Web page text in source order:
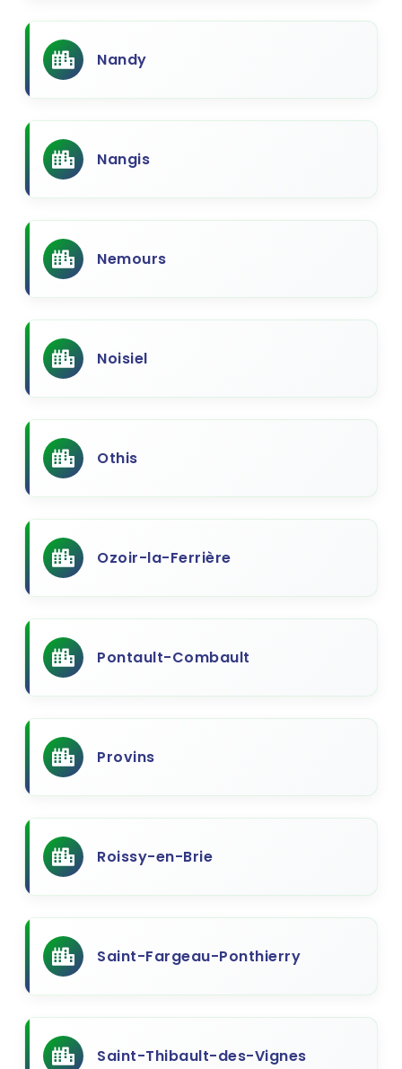
Nandy
Nangis
Nemours
Noisiel
Othis
Ozoir-la-Ferrière
Pontault-Combault
Provins
Roissy-en-Brie
Saint-Fargeau-Ponthierry
Saint-Thibault-des-Vignes